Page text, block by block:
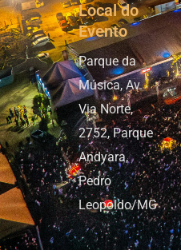
Local do
Evento
Parque da
Música, Av.
Via Norte,
2752, Parque
Andyara,
Pedro
Leopoldo/MG